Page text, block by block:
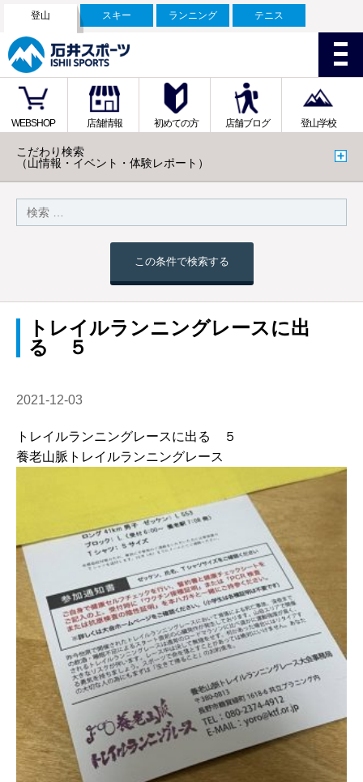
登山 スキー ランニング テニス
WEBSHOP 店舗情報 初めての方 店舗ブログ 登山学校
こだわり検索
（山情報・イベント・体験レポート）
この条件で検索する
トレイルランニングレースに出
る ５
2021-12-03
トレイルランニングレースに出る ５
養老山脈トレイルランニングレース